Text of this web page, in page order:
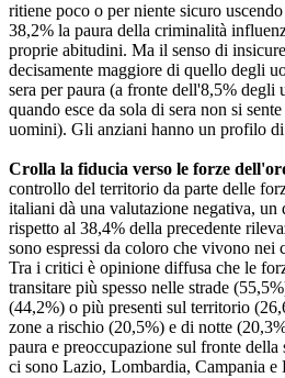
ritiene poco o per niente sicuro
38,2% la paura della criminalità
proprie abitudini. Ma il senso di
decisamente maggiore di quello degli
sera per paura (a fronte dell'8,5% degli
quando esce da sola di sera non si
uomini). Gli anziani hanno un profilo
Crolla la fiducia verso le forze
controllo del territorio da parte delle
italiani dà una valutazione negativa, un
rispetto al 38,4% della precedente
sono espressi da coloro che vivono nei
Tra i critici è opinione diffusa che le
transitare più spesso nelle strade
(44,2%) o più presenti sul territorio
zone a rischio (20,5%) e di notte
paura e preoccupazione sul fronte della
ci sono Lazio, Lombardia, Campania e